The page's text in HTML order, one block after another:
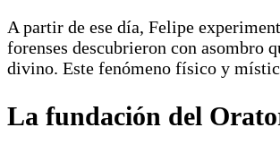
A partir de ese día, Felipe
forenses descubrieron con asombro
divino. Este fenómeno físico y
La fundación del